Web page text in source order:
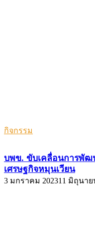
กิจกรรม
บพข. ขับเคลื่อนการพัฒ
เศรษฐกิจหมุนเวียน
3 มกราคม 202311 มิถุนาย